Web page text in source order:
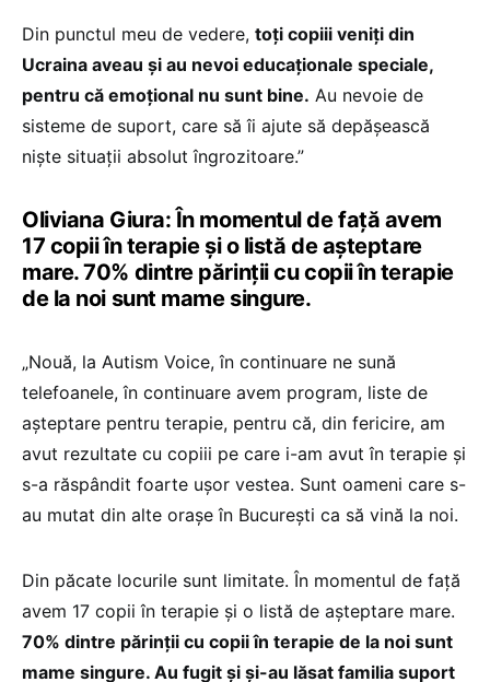
Din punctul meu de vedere, toți copiii veniți din
Ucraina aveau și au nevoi educaționale speciale,
pentru că emoțional nu sunt bine. Au nevoie de
sisteme de suport, care să îi ajute să depășească
niște situații absolut îngrozitoare.”
Oliviana Giura: În momentul de față avem
17 copii în terapie și o listă de așteptare
mare. 70% dintre părinții cu copii în terapie
de la noi sunt mame singure.
„Nouă, la Autism Voice, în continuare ne sună
telefoanele, în continuare avem program, liste de
așteptare pentru terapie, pentru că, din fericire, am
avut rezultate cu copiii pe care i-am avut în terapie și
s-a răspândit foarte ușor vestea. Sunt oameni care s-
au mutat din alte orașe în București ca să vină la noi.
Din păcate locurile sunt limitate. În momentul de față
avem 17 copii în terapie și o listă de așteptare mare.
70% dintre părinții cu copii în terapie de la noi sunt
mame singure. Au fugit și și-au lăsat familia suport